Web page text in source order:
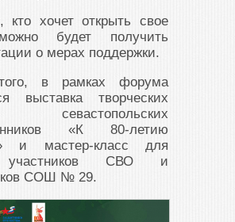
кто хочет открыть свое
будет получить
о мерах поддержки.
в рамках форума
выставка творческих
севастопольских
«К 80-летию
и мастер-класс для
участников СВО и
СОШ № 29.